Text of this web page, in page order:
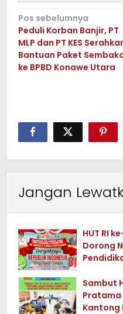
Navigasi
pos
Pos sebelumnya
Peduli Korban Banjir, PT
MLP dan PT KES
Bantuan Paket
ke BPBD Konawe Utara
Jangan
HUT RI
Dorong
Sambut
Pratama
Kantong